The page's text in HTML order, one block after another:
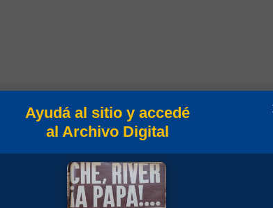
Ayudá al sitio y accedé
al Archivo Digital